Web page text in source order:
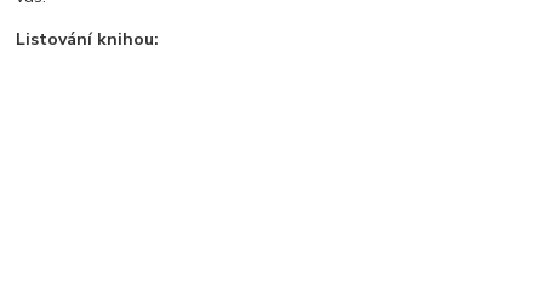
Listování knihou: